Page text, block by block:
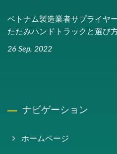
ベトナム製造業者サプライヤ
たたみハンドトラックと選び
26 Sep, 2022
ナビゲーション
ホームページ